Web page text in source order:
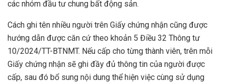
các nhóm đầu tư chung bất động sản.
Cách ghi tên nhiều người trên Giấy chứng nhận cũng được
hướng dẫn được căn cứ theo khoản 5 Điều 32 Thông tư
10/2024/TT-BTNMT. Nếu cấp cho từng thành viên, trên mỗi
Giấy chứng nhận sẽ ghi đầy đủ thông tin của người được
cấp, sau đó bổ sung nội dung thể hiện việc cùng sử dụng